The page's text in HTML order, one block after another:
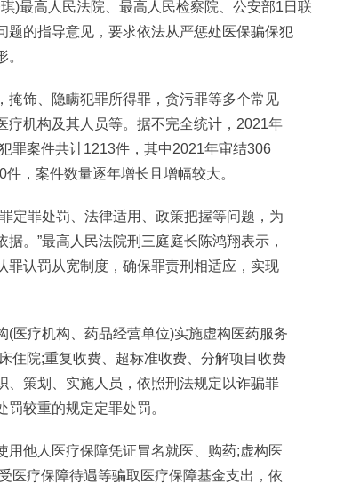
高人民法院、最高人民检察院、公安部1日联
题的指导意见，要求依法从严惩处医保骗保犯
饰、隐瞒犯罪所得罪，贪污罪等多个常见
疗机构及其人员等。据不完全统计，2021年
罪案件共计1213件，其中2021年审结306
，案件数量逐年增长且增幅较大。
罪处罚、法律适用、政策把握等问题，为
。”最高人民法院刑三庭庭长陈鸿翔表示，
罪认罚从宽制度，确保罪责刑相适应，实现
疗机构、药品经营单位)实施虚构医药服务
住院;重复收费、超标准收费、分解项目收费
、策划、实施人员，依照刑法规定以诈骗罪
较重的规定定罪处罚。
他人医疗保障凭证冒名就医、购药;虚构医
医疗保障待遇等骗取医疗保障基金支出，依